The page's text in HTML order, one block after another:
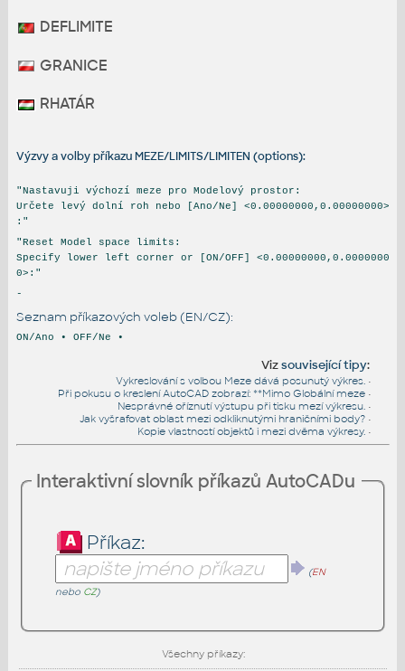
DEFLIMITE
GRANICE
RHATÁR
Výzvy a volby příkazu MEZE/LIMITS/LIMITEN (options):
"Nastavuji výchozí meze pro Modelový prostor:
Určete levý dolní roh nebo [Ano/Ne] <0.00000000,0.00000000>
:"
"Reset Model space limits:
Specify lower left corner or [ON/OFF] <0.00000000,0.0000000
0>:"
-
Seznam příkazových voleb (EN/CZ):
ON/Ano • OFF/Ne •
Vizsouvisející tipy:
Vykreslování s volbou Meze dává posunutý výkres. •
Při pokusu o kreslení AutoCAD zobrazí: **Mimo Globální meze •
Nesprávné oříznutí výstupu při tisku mezí výkresu. •
Jak vyšrafovat oblast mezi odkliknutými hraničními body? •
Kopie vlastností objektů i mezi dvěma výkresy. •
Interaktivní slovník příkazů AutoCADu
Příkaz:
(EN
nebo CZ)
Všechny příkazy: